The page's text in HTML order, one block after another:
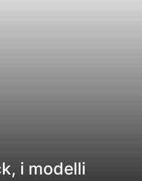
i modelli